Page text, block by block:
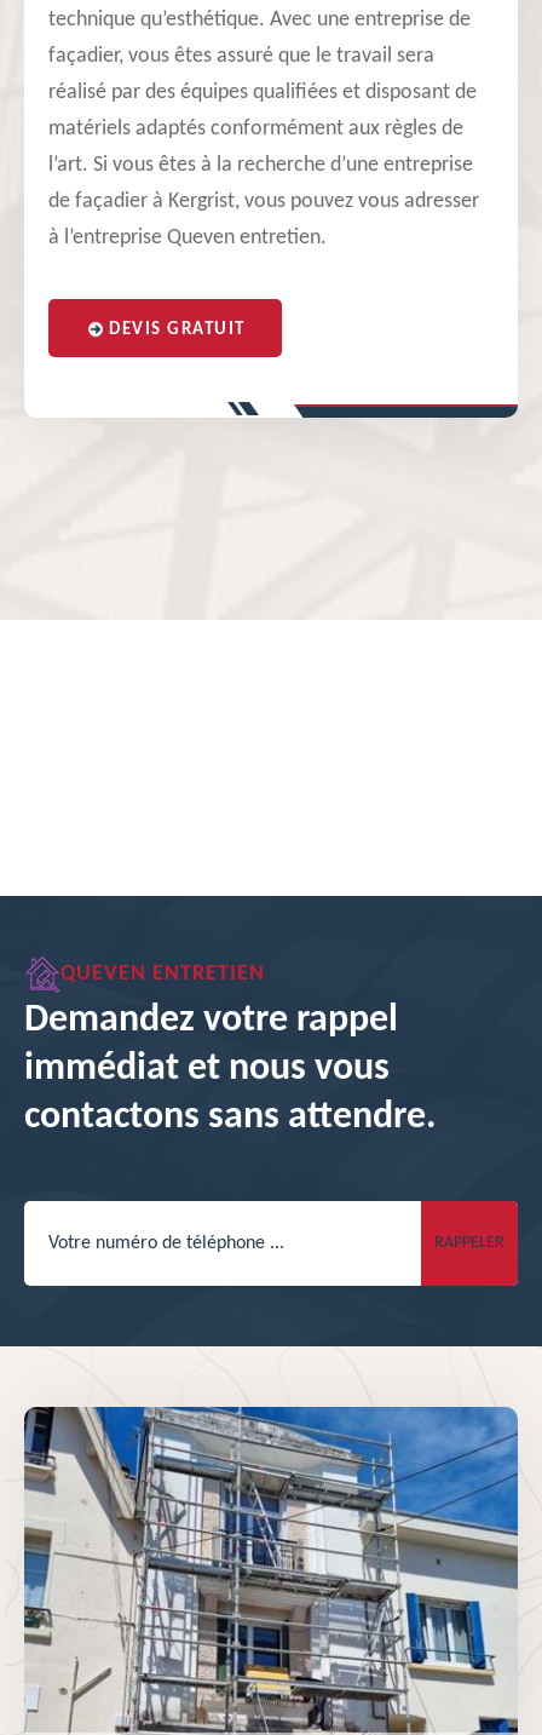
technique qu’esthétique. Avec une entreprise de
façadier, vous êtes assuré que le travail sera
réalisé par des équipes qualifiées et disposant de
matériels adaptés conformément aux règles de
l’art. Si vous êtes à la recherche d’une entreprise
de façadier à Kergrist, vous pouvez vous adresser
à l’entreprise Queven entretien.
DEVIS GRATUIT
QUEVEN ENTRETIEN
Demandez votre rappel
immédiat et nous vous
contactons sans attendre.